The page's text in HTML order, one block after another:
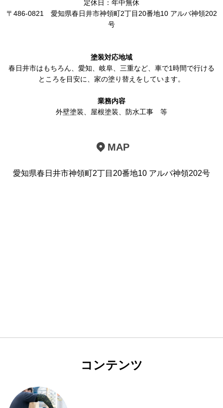
定休日：年中無休
〒486-0821 愛知県春日井市神領町2丁目20番地10 アルバ神領202
号
塗装対応地域
春日井市はもちろん、 愛知、岐阜、三重など、車で1時間で行ける
ところを目安に、家の塗り替えをしています。
業務内容
外壁塗装、 屋根塗装、 防水工事 等
MAP
愛知県春日井市神領町2丁目20番地10 アルバ神領202号
コンテンツ